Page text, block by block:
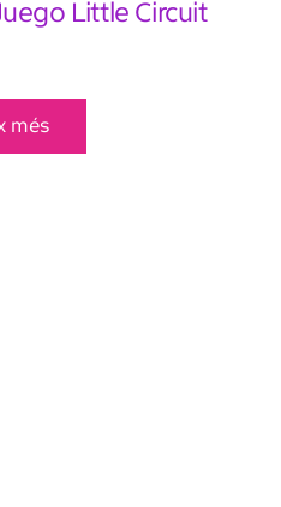
Little Circuit
més